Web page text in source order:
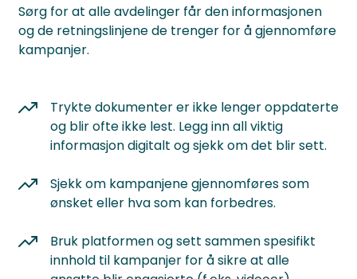
Sørg for at alle avdelinger får den informasjonen
og de retningslinjene de trenger for å gjennomføre
kampanjer.
Trykte dokumenter er ikke lenger oppdaterte
og blir ofte ikke lest. Legg inn all viktig
informasjon digitalt og sjekk om det blir sett.
Sjekk om kampanjene gjennomføres som
ønsket eller hva som kan forbedres.
Bruk platformen og sett sammen spesifikt
innhold til kampanjer for å sikre at alle